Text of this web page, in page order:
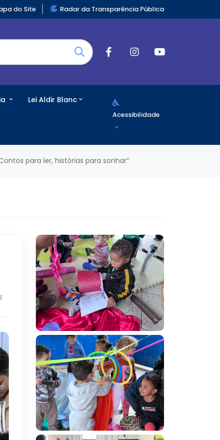
do Site Radar da Transparência Pública
Lei Aldir Blanc
Acessibilidade
para ler, histórias para sonhar”